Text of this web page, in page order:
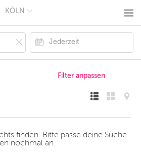
KÖLN
finden. Bitte passe deine Suche
nochmal an.